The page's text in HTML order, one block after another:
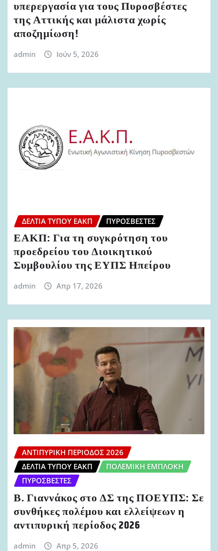
υπερεργασία για τους Πυροσβέστες
της Αττικής και μάλιστα χωρίς
αποζημίωση!
admin Ιούν 5, 2026
ΔΕΛΤΊΑ ΤΎΠΟΥ ΕΑΚΠ ΠΥΡΟΣΒΈΣΤΕΣ
ΕΑΚΠ: Για τη συγκρότηση του
προεδρείου του Διοικητικού
Συμβουλίου της ΕΥΠΣ Ηπείρου
admin Απρ 17, 2026
ΑΝΤΙΠΥΡΙΚΉ ΠΕΡΊΟΔΟΣ 2026
ΔΕΛΤΊΑ ΤΎΠΟΥ ΕΑΚΠ
ΠΟΛΕΜΙΚΉ ΕΜΠΛΟΚΉ
ΠΥΡΟΣΒΈΣΤΕΣ
Β. Γιαννάκος στο ΔΣ της ΠΟΕΥΠΣ: Σε
συνθήκες πολέμου και ελλείψεων η
αντιπυρική περίοδος 2026
admin Απρ 5, 2026